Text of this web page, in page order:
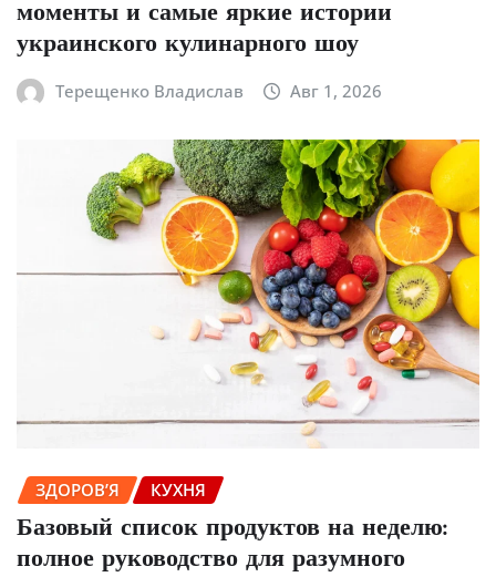
моменты и самые яркие истории
украинского кулинарного шоу
Терещенко Владислав Авг 1, 2026
ЗДОРОВ’Я КУХНЯ
Базовый список продуктов на неделю:
полное руководство для разумного